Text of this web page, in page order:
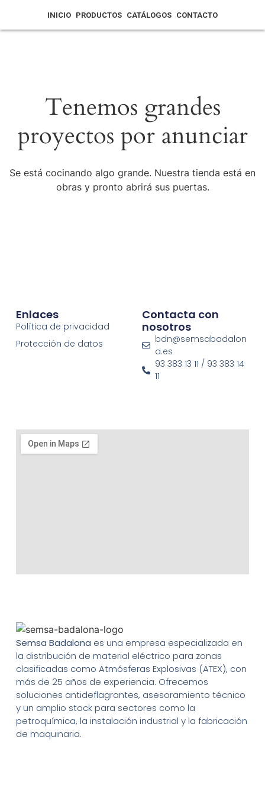
INICIO PRODUCTOS CATÁLOGOS CONTACTO
Tenemos grandes
proyectos por anunciar
Se está cocinando algo grande. Nuestra tienda está en
obras y pronto abrirá sus puertas.
Semsa Badalona es una empresa especializada en
la distribución de material eléctrico para zonas
clasificadas como Atmósferas Explosivas (ATEX), con
más de 25 años de experiencia. Ofrecemos
soluciones antideflagrantes, asesoramiento técnico
y un amplio stock para sectores como la
petroquímica, la instalación industrial y la fabricación
de maquinaria.
Enlaces
Política de privacidad
Protección de datos
Contacta con
nosotros
bdn@semsabadalon
a.es
93 383 13 11 / 93 383 14
11